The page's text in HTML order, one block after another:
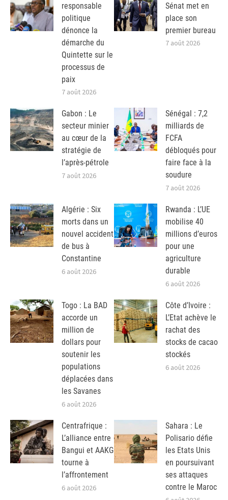
responsable
politique
dénonce la
démarche du
Quintette sur le
processus de
paix
7 août 2026
Sénat met en
place son
premier bureau
7 août 2026
Gabon : Le
secteur minier
au cœur de la
stratégie de
l’après-pétrole
7 août 2026
Sénégal : 7,2
milliards de
FCFA
débloqués pour
faire face à la
soudure
7 août 2026
Algérie : Six
morts dans un
nouvel accident
de bus à
Constantine
6 août 2026
Rwanda : L’UE
mobilise 40
millions d’euros
pour une
agriculture
durable
6 août 2026
Togo : La BAD
accorde un
million de
dollars pour
soutenir les
populations
déplacées dans
les Savanes
6 août 2026
Côte d’Ivoire :
L’Etat achève le
rachat des
stocks de cacao
stockés
6 août 2026
Centrafrique :
L’alliance entre
Bangui et AAKG
tourne à
l’affrontement
6 août 2026
Sahara : Le
Polisario défie
les Etats Unis
en poursuivant
ses attaques
contre le Maroc